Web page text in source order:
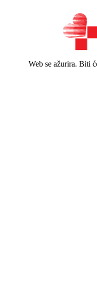
Web se ažurira. Biti